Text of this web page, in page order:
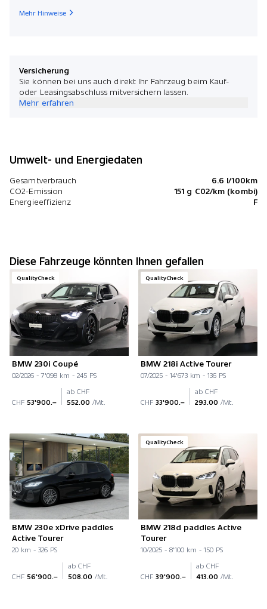
Mehr Hinweise
Versicherung
Sie können bei uns auch direkt Ihr Fahrzeug beim Kauf-
oder Leasingsabschluss mitversichern lassen.
Mehr erfahren
Umwelt- und Energiedaten
Gesamtverbrauch
6.6 l/100km
CO2-Emission
151 g C02/km (kombi)
Energieeffizienz
F
Diese Fahrzeuge könnten Ihnen gefallen
QualityCheck
BMW 230i Coupé
02/2026 - 7'098 km - 245 PS
CHF 53'900.–
ab CHF
552.00 /Mt.
QualityCheck
BMW 218i Active Tourer
07/2025 - 14'673 km - 136 PS
CHF 33'900.–
ab CHF
293.00 /Mt.
BMW 230e xDrive paddles
Active Tourer
20 km - 326 PS
CHF 56'900.–
ab CHF
508.00 /Mt.
QualityCheck
BMW 218d paddles Active
Tourer
10/2025 - 8'100 km - 150 PS
CHF 39'900.–
ab CHF
413.00 /Mt.